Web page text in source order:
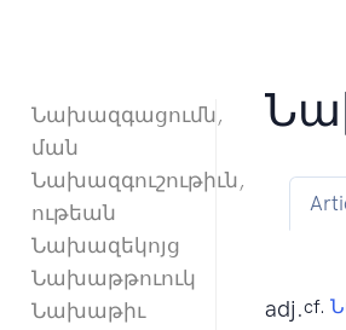
Նախազգացումն,
ման
Նախազգուշութիւն,
ութեան
Նախազեկոյց
Նախաթթուուկ
Նախաթիւ
adj.cf.